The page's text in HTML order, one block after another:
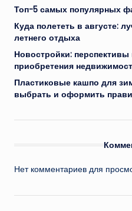
Топ-5 самых популярных
Куда полететь в августе:
летнего отдыха
Новостройки: перспективы
приобретения
Пластиковые кашпо для
выбрать и оформить
Нет комментариев для